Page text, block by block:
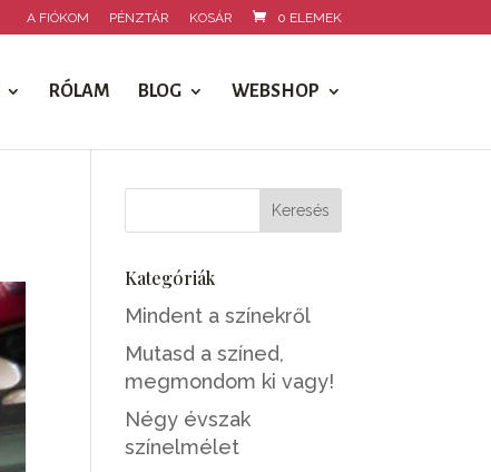
A FIÓKOM PÉNZTÁR KOSÁR 0 ELEMEK
RÓLAM BLOG WEBSHOP
Kategóriák
Mindent a színekről
Mutasd a színed,
megmondom ki vagy!
Négy évszak
színelmélet